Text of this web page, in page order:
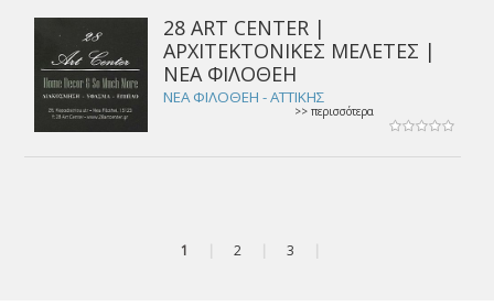
28 ART CENTER |
ΑΡΧΙΤΕΚΤΟΝΙΚΕΣ ΜΕΛΕΤΕΣ |
ΝΕΑ ΦΙΛΟΘΕΗ
ΝΕΑ ΦΙΛΟΘΕΗ - ΑΤΤΙΚΗΣ
>> περισσότερα
1 2 3